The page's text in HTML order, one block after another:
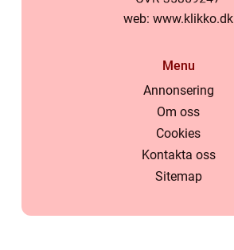
web: www.klikko.dk
Menu
Annonsering
Om oss
Cookies
Kontakta oss
Sitemap